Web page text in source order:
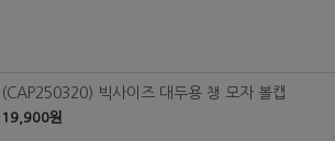
(CAP250320) 빅사이즈 대두용 챙 모자 볼캡
19,900원